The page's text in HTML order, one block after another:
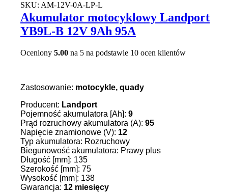
SKU: AM-12V-0A-LP-L
Akumulator motocyklowy Landport
YB9L-B 12V 9Ah 95A
Oceniony 5.00 na 5 na podstawie 10 ocen klientów
Zastosowanie: motocykle, quady
Producent: Landport
Pojemność akumulatora [Ah]: 9
Prąd rozruchowy akumulatora (A): 95
Napięcie znamionowe (V): 12
Typ akumulatora: Rozruchowy
Biegunowość akumulatora: Prawy plus
Długość [mm]: 135
Szerokość [mm]: 75
Wysokość [mm]: 138
Gwarancja: 12 miesięcy